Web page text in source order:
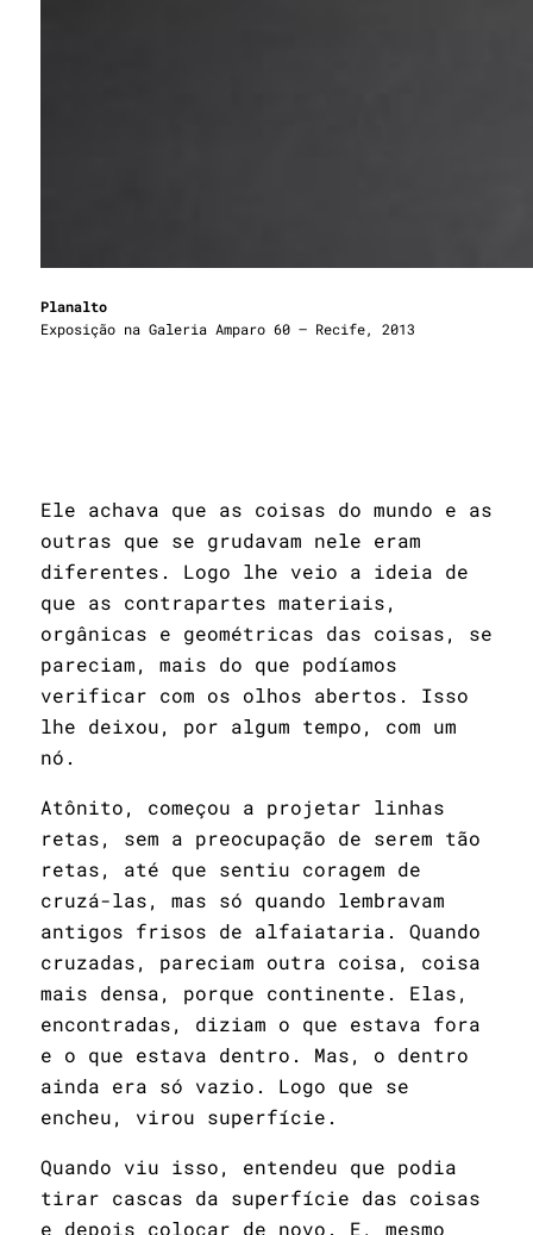
Planalto
Exposição na Galeria Amparo 60 – Recife, 2013
Ele achava que as coisas do mundo e as
outras que se grudavam nele eram
diferentes. Logo lhe veio a ideia de
que as contrapartes materiais,
orgânicas e geométricas das coisas, se
pareciam, mais do que podíamos
verificar com os olhos abertos. Isso
lhe deixou, por algum tempo, com um
nó.
Atônito, começou a projetar linhas
retas, sem a preocupação de serem tão
retas, até que sentiu coragem de
cruzá-las, mas só quando lembravam
antigos frisos de alfaiataria. Quando
cruzadas, pareciam outra coisa, coisa
mais densa, porque continente. Elas,
encontradas, diziam o que estava fora
e o que estava dentro. Mas, o dentro
ainda era só vazio. Logo que se
encheu, virou superfície.
Quando viu isso, entendeu que podia
tirar cascas da superfície das coisas
e depois colocar de novo. E, mesmo